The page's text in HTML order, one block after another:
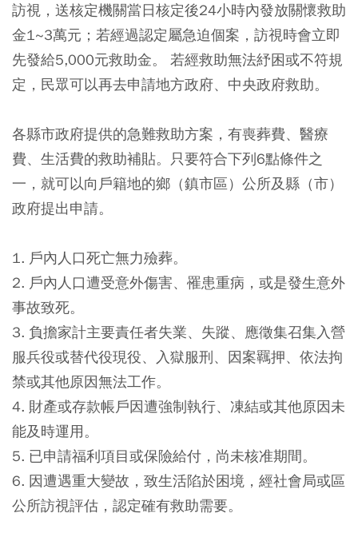
訪視，送核定機關當日核定後24小時內發放關懷救助
金1~3萬元；若經過認定屬急迫個案，訪視時會立即
先發給5,000元救助金。 若經救助無法紓困或不符規
定，民眾可以再去申請地方政府、中央政府救助。
各縣市政府提供的急難救助方案，有喪葬費、醫療
費、生活費的救助補貼。只要符合下列6點條件之
一，就可以向戶籍地的鄉（鎮市區）公所及縣（市）
政府提出申請。
1. 戶內人口死亡無力殮葬。
2. 戶內人口遭受意外傷害、罹患重病，或是發生意外
事故致死。
3. 負擔家計主要責任者失業、失蹤、應徵集召集入營
服兵役或替代役現役、入獄服刑、因案羈押、依法拘
禁或其他原因無法工作。
4. 財產或存款帳戶因遭強制執行、凍結或其他原因未
能及時運用。
5. 已申請福利項目或保險給付，尚未核准期間。
6. 因遭遇重大變故，致生活陷於困境，經社會局或區
公所訪視評估，認定確有救助需要。